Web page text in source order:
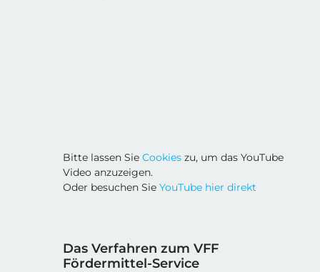
Bitte lassen SieCookies zu, um das YouTube
Video anzuzeigen.
Oder besuchen SieYouTube hier direkt
Das Verfahren zum VFF
Fördermittel-Service